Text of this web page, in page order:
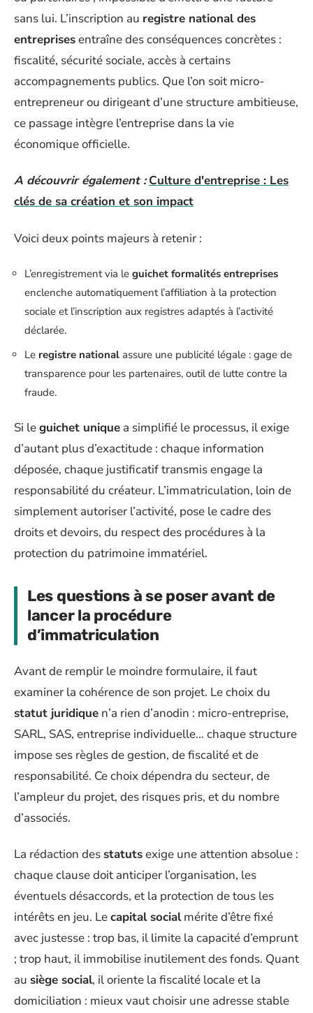
sans lui. L’inscription au registre national des
entreprisesentraîne des conséquences concrètes :
fiscalité, sécurité sociale, accès à certains
accompagnements publics. Que l’on soit micro-
entrepreneur ou dirigeant d’une structure ambitieuse,
ce passage intègre l’entreprise dans la vie
économique officielle.
A découvrir également : Culture d'entreprise : Les
clés de sa création et son impact
Voici deux points majeurs à retenir :
L’enregistrement via le guichet formalités entreprises
enclenche automatiquement l’affiliation à la protection
sociale et l’inscription aux registres adaptés à l’activité
déclarée.
Le registre national assure une publicité légale : gage de
transparence pour les partenaires, outil de lutte contre la
fraude.
Si leguichet unique a simplifié le processus, il exige
d’autant plus d’exactitude : chaque information
déposée, chaque justificatif transmis engage la
responsabilité du créateur. L’immatriculation, loin de
simplement autoriser l’activité, pose le cadre des
droits et devoirs, du respect des procédures à la
protection du patrimoine immatériel.
Les questions à se poser avant de
lancer la procédure
d’immatriculation
Avant de remplir le moindre formulaire, il faut
examiner la cohérence de son projet. Le choix du
statut juridique n’a rien d’anodin : micro-entreprise,
SARL, SAS, entreprise individuelle… chaque structure
impose ses règles de gestion, de fiscalité et de
responsabilité. Ce choix dépendra du secteur, de
l’ampleur du projet, des risques pris, et du nombre
d’associés.
La rédaction des statutsexige une attention absolue :
chaque clause doit anticiper l’organisation, les
éventuels désaccords, et la protection de tous les
intérêts en jeu. Lecapital socialmérite d’être fixé
avec justesse : trop bas, il limite la capacité d’emprunt
; trop haut, il immobilise inutilement des fonds. Quant
au siège social, il oriente la fiscalité locale et la
domiciliation : mieux vaut choisir une adresse stable